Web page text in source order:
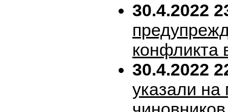
30.4.2022
конфликта
30.4.2022
указали на